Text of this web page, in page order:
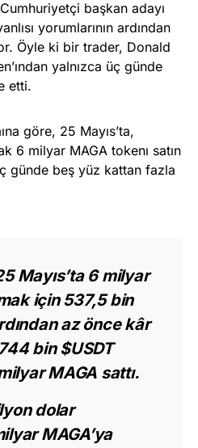
başkan adayı
yorumlarının ardından
Öyle ki bir trader, Donald
yalnızca üç günde
etti.
göre, 25 Mayıs’ta,
6 milyar MAGA tokenı satın
günde beş yüz kattan fazla
Mayıs’ta 6 milyar
için 537,5 bin
az önce kâr
bin $USDT
MAGA sattı.
dolar
MAGA’ya